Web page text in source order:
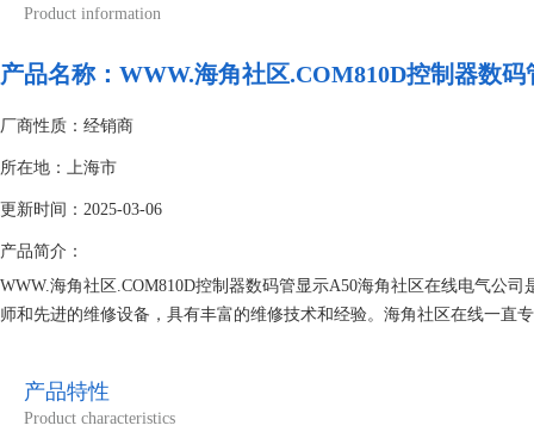
Product information
产品名称： WWW.海角社区.COM810D控制器数
厂商性质：经销商
所在地：上海市
更新时间：2025-03-06
产品简介：
WWW.海角社区.COM810D控制器数码管显示A50海角社区在线电气公司
师和先进的维修设备，具有丰富的维修技术和经验。海角社区在线一
产品特性
Product characteristics